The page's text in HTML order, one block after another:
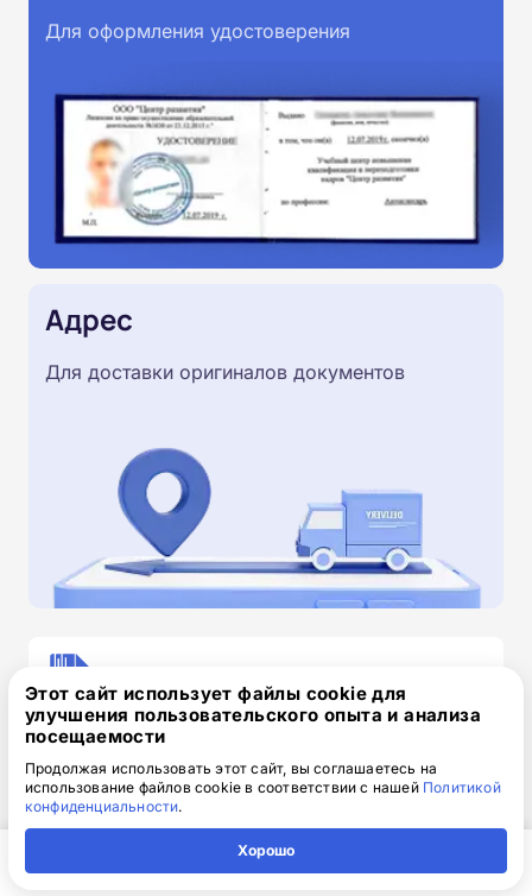
Для оформления удостоверения
Адрес
Для доставки оригиналов документов
.doc, 32.52 Кб
Скачайте шаблон, заполните и отправьте по
электронной почтеinfo@1-academy.ru.
Обязательно укажите контактный номер телефон.
Наш специалист свяжется с вами и утонит все
Этот сайт использует файлы cookie для
улучшения пользовательского опыта и анализа
посещаемости
Продолжая использовать этот сайт, вы соглашаетесь на
использование файлов cookie в соответствии с нашей Политикой
конфиденциальности.
Хорошо